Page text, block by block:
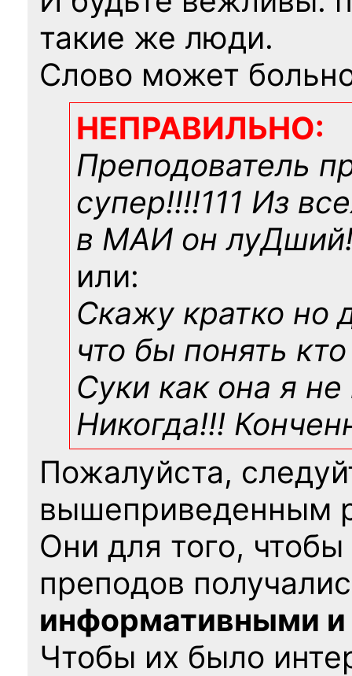
такие же люди.
Слово может
НЕПРАВИЛЬНО:
Преподователь
супер!!!!111 Из
в МАИ он
или:
Скажу кратко но
что бы понять
Суки как она я не
Никогда!!!
Пожалуйста,
вышеприведенным
Они для того,
преподов
информативными
Чтобы их было